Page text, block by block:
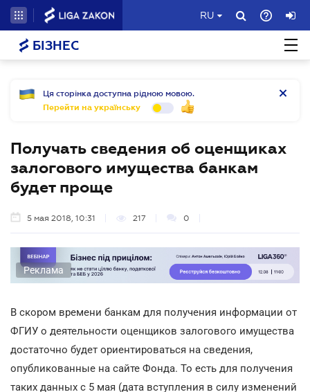
RU
БІЗНЕС
Ця сторінка доступна рідною мовою.
Перейти на українську
Получать сведения об оценщиках
залогового имущества банкам
будет проще
5 мая 2018, 10:31 217 0
Реклама
В скором времени банкам для получения информации от
ФГИУ о деятельности оценщиков залогового имущества
достаточно будет ориентироваться на сведения,
опубликованные на сайте Фонда. То есть для получения
таких данных с 5 мая (дата вступления в силу изменений